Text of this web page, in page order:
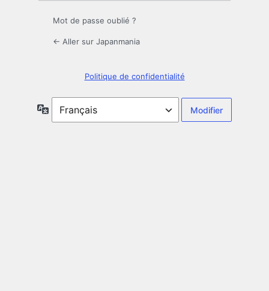
Mot de passe oublié ?
← Aller sur Japanmania
Politique de confidentialité
Langue